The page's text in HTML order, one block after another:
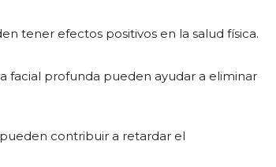
tener efectos positivos en la salud física.
facial profunda pueden ayudar a eliminar
contribuir a retardar el